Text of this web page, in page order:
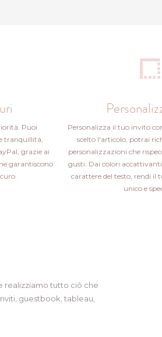
Puoi
tranquillità,
grazie ai
garantiscono
Personalizza il tuo invito
scelto l'articolo, potrai
personalizzazioni che
gusti. Dai colori
carattere del testo, rendi il
unico e
realizziamo tutto ciò che
guestbook, tableau,